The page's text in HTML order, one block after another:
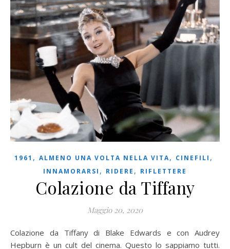
1961 , ALMENO UNA VOLTA NELLA VITA, CINEFILI ,
INNAMORARSI , RIDERE , RIFLETTERE
Colazione da Tiffany
Maggio 20, 2020
Colazione da Tiffany di Blake Edwards e con Audrey
Hepburn è un cult del cinema. Questo lo sappiamo tutti.